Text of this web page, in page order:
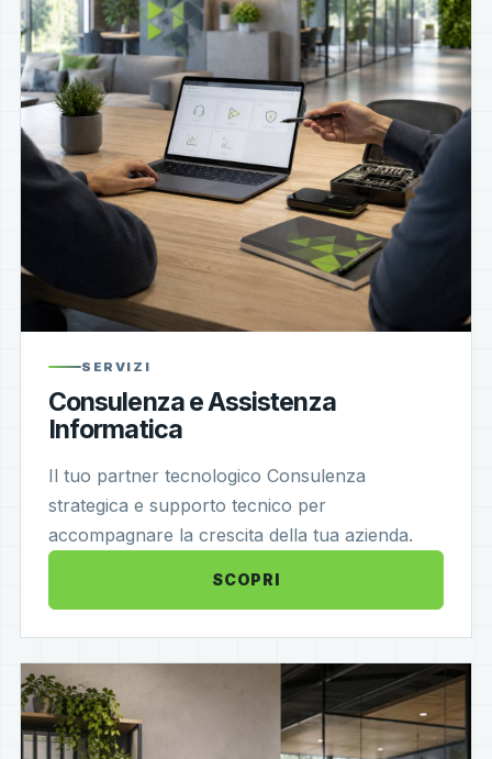
SERVIZI
Consulenza e Assistenza
Informatica
Il tuo partner tecnologico Consulenza
strategica e supporto tecnico per
accompagnare la crescita della tua azienda.
SCOPRI